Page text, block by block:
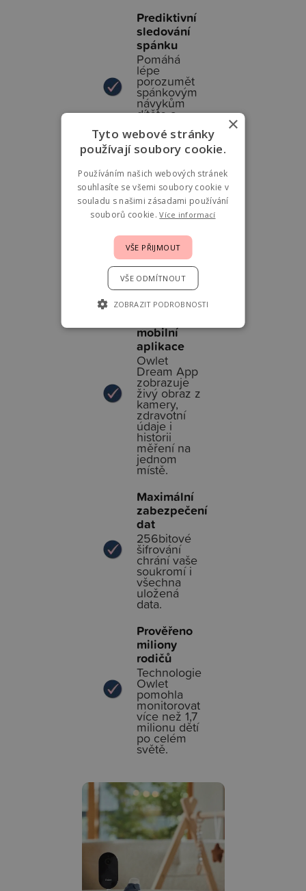
Prediktivní
sledování
spánku
Pomáhá
lépe
porozumět
spánkovým
návykům
dítěte a
ideální čas
dalšího
spánku.
Kontrola
prostředí v
pokojíčku
i vlhkost
vzduchu pro
vytvoření
optimálních
podmínek
ke spánku.
mobilní
aplikace
Owlet
Dream App
zobrazuje
živý obraz z
kamery,
zdravotní
údaje i
historii
měření na
jednom
místě.
Maximální
zabezpečení
dat
256bitové
šifrování
chrání vaše
soukromí i
všechna
uložená
data.
Prověřeno
miliony
rodičů
Technologie
Owlet
pomohla
monitorovat
více než 1,7
milionu dětí
po celém
světě.
×
Tyto webové stránky
používají soubory cookie.
Používáním našich webových stránek
souhlasíte se všemi soubory cookie v
souladu s našimi zásadami používání
souborů cookie.Více informací
VŠE PŘIJMOUT
VŠE ODMÍTNOUT
ZOBRAZIT PODROBNOSTI